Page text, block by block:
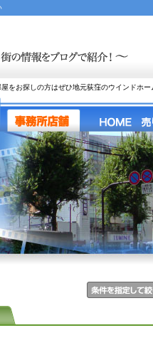
お探しの方はぜひ地元荻窪のウインドホー